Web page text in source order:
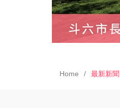
Home 最新新聞